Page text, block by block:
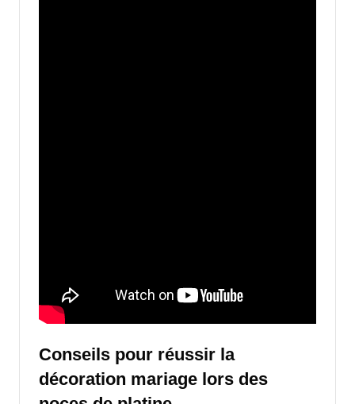
Conseils pour réussir la
décoration mariage lors des